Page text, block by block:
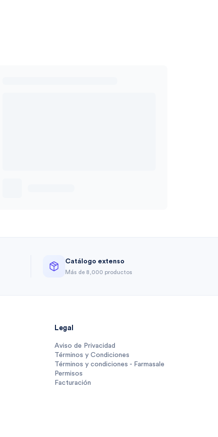
Catálogo extenso
Más de 8,000 productos
Legal
Aviso de Privacidad
Términos y Condiciones
Términos y condiciones - Farmasale
Permisos
Facturación